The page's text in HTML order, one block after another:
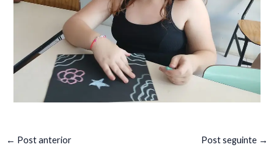
← Post anterior Post seguinte →